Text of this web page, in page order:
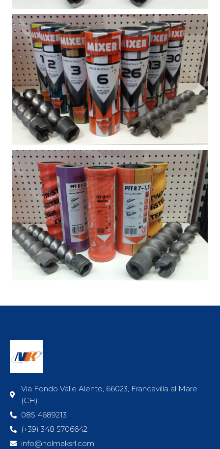
Via Fondo Valle Alento, 66023, Francavilla al Mare
(CH)
085 4689213
(+39) 348 5706642
info@nolmaksrl.com